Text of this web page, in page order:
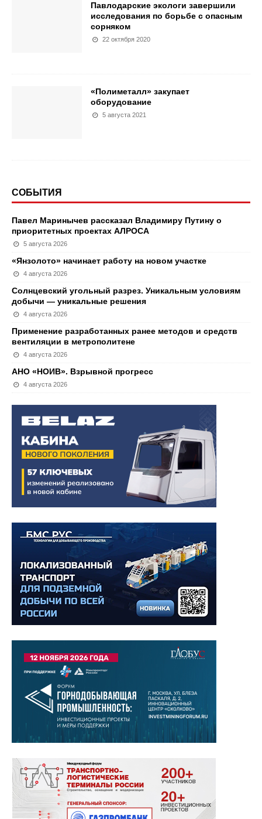
Павлодарские экологи завершили
исследования по борьбе с опасным
сорняком
22 октября 2020
«Полиметалл» закупает
оборудование
5 августа 2021
СОБЫТИЯ
Павел Маринычев рассказал Владимиру Путину о
приоритетных проектах АЛРОСА
5 августа 2026
«Янзолото» начинает работу на новом участке
4 августа 2026
Солнцевский угольный разрез. Уникальным условиям
добычи — уникальные решения
4 августа 2026
Применение разработанных ранее методов и средств
вентиляции в метрополитене
4 августа 2026
АНО «НОИВ». Взрывной прогресс
4 августа 2026